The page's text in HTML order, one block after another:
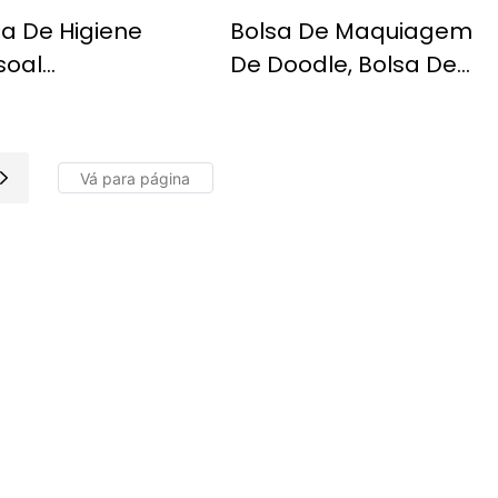
De Higiene
D'água Portátil
Bolsa De Maquiagem
De Doodle, Bolsa De